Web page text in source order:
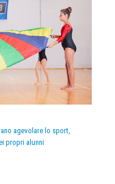
agevolare lo sport,
propri alunni